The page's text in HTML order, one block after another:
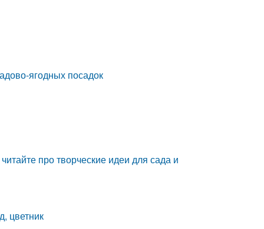
ягодных посадок
про творческие идеи для сада и
цветник